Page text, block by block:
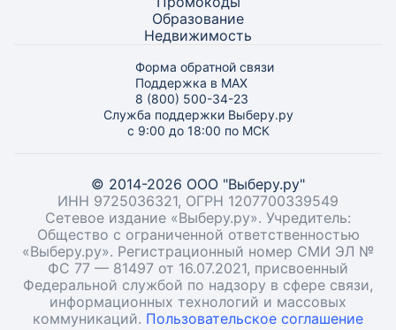
Образование
Недвижимость
Форма обратной связи
Поддержка в MAX
8 (800) 500-34-23
Служба поддержки Выберу.ру
с 9:00 до 18:00 по МСК
© 2014-2026 ООО "Выберу.ру"
ИНН 9725036321, ОГРН 1207700339549
Сетевое издание «Выберу.ру». Учредитель:
Общество с ограниченной ответственностью
«Выберу.ру». Регистрационный номер СМИ ЭЛ №
ФС 77 — 81497 от 16.07.2021, присвоенный
Федеральной службой по надзору в сфере связи,
информационных технологий и массовых
коммуникаций. Пользовательское соглашение